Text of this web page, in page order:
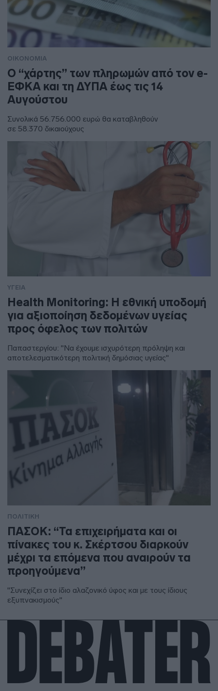
ΟΙΚΟΝΟΜΙΑ
Ο “χάρτης” των πληρωμών από τον e-
ΕΦΚΑ και τη ΔΥΠΑ έως τις 14
Αυγούστου
Συνολικά 56.756.000 ευρώ θα καταβληθούν
σε 58.370 δικαιούχους
ΥΓΕΙΑ
Health Monitoring: Η εθνική υποδομή
για αξιοποίηση δεδομένων υγείας
προς όφελος των πολιτών
Παπαστεργίου: "Να έχουμε ισχυρότερη πρόληψη και
αποτελεσματικότερη πολιτική δημόσιας υγείας"
ΠΟΛΙΤΙΚΗ
ΠΑΣΟΚ: “Τα επιχειρήματα και οι
πίνακες του κ. Σκέρτσου διαρκούν
μέχρι τα επόμενα που αναιρούν τα
προηγούμενα”
"Συνεχίζει στο ίδιο αλαζονικό ύφος και με τους ίδιους
εξυπνακισμούς"